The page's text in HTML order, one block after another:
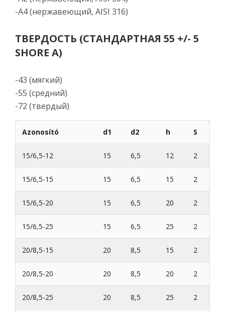
-A4 (нержавеющий, AISI 316)
ТВЕРДОСТЬ (СТАНДАРТНАЯ 55 +/- 5
SHORE A)
-43 (мягкий)
-55 (средний)
-72 (твердый)
Azonosító d1 d2 h S
15/6,5-12 15 6,5 12 2
15/6,5-15 15 6,5 15 2
15/6,5-20 15 6,5 20 2
15/6,5-25 15 6,5 25 2
20/8,5-15 20 8,5 15 2
20/8,5-20 20 8,5 20 2
20/8,5-25 20 8,5 25 2